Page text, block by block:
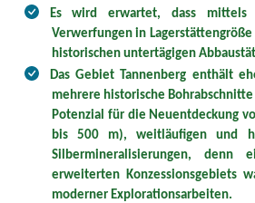
Es wird erwartet, dass mittels
Verwerfungen in
historischen untertägigen
Das Gebiet Tannenberg enthält
mehrere historische
Potenzial für die Neuentdeckung
bis 500 m), weitläufigen und
Silbermineralisierungen,
erweiterten Konzessionsgebiets
moderner Explorationsarbeiten.